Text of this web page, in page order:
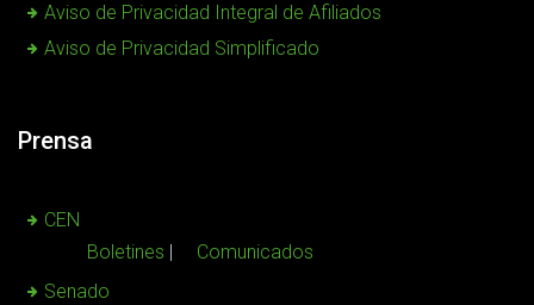
Aviso de Privacidad Integral de Afiliados
Aviso de Privacidad Simplificado
Prensa
CEN
Boletines
Comunicados
Senado